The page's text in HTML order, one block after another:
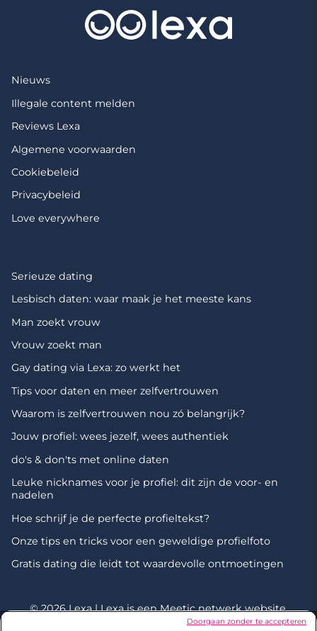
Nieuws
Illegale content melden
Reviews Lexa
Algemene voorwaarden
Cookiebeleid
Privacybeleid
Love everywhere
Serieuze dating
Lesbisch daten: waar maak je het meeste kans
Man zoekt vrouw
Vrouw zoekt man
Gay dating via Lexa: zo werkt het
Tips voor daten en meer zelfvertrouwen
Waarom is zelfvertrouwen nou zó belangrijk?
Jouw profiel: wees jezelf, wees authentiek
do's & don'ts met online daten
Leuke nicknames voor je profiel: dit zijn de voor- en
nadelen
Hoe schrijf je de perfecte profieltekst?
Onze tips en tricks voor een geweldige profielfoto
Gratis dating die leidt tot waardevolle ontmoetingen
© 2026 Lexa | Lexa is eenMeetic netwerkwebsite.
Doorgaan zonder te accepteren